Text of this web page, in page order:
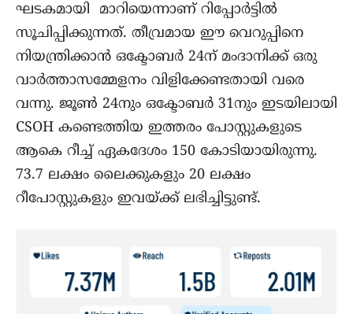
ഘടകമായി മാറിയെന്നാണ് റിപ്പോർട്ടിൽ
സൂചിപ്പിക്കുന്നത്. തീവ്രമായ ഈ വെറുപ്പിനെ
നിയന്ത്രിക്കാൻ ഒക്ടോബർ 24ന് മംദാനിക്ക് ഒരു
വാര്‍ത്താസമ്മേളനം വിളിക്കേണ്ടതായി വരെ
വന്നു. ജൂൺ 24നും ഒക്ടോബർ 31നും ഇടയിലായി
CSOH കണ്ടെത്തിയ ഇത്തരം പോസ്റ്റുകളുടെ
ആകെ റീച്ച് ഏകദേശം 150 കോടിയായിരുന്നു.
73.7 ലക്ഷം ലൈക്കുകളും 20 ലക്ഷം
റീപോസ്റ്റുകളും ഇവയ്ക്ക് ലഭിച്ചിട്ടുണ്ട്.